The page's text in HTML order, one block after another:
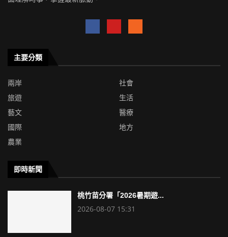
主要分類
兩岸
社會
旅遊
生活
藝文
醫療
國際
地方
農業
即時新聞
桃竹苗分署「2026暑期遊...
2026-08-07 15:31